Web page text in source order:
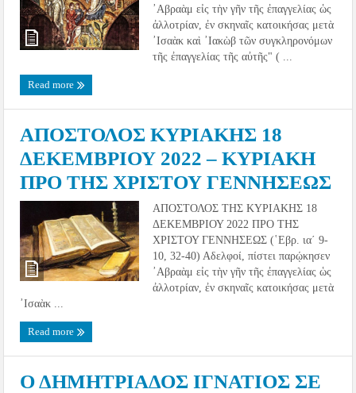
᾿Αβραὰμ εἰς τὴν γῆν τῆς ἐπαγγελίας ὡς
ἀλλοτρίαν, ἐν σκηναῖς κατοικήσας μετὰ
᾿Ισαὰκ καὶ ᾿Ιακὼβ τῶν συγκληρονόμων
τῆς ἐπαγγελίας τῆς αὐτῆς" ( ...
Read more
ΑΠΟΣΤΟΛΟΣ ΚΥΡΙΑΚΗΣ 18
ΔΕΚΕΜΒΡΙΟΥ 2022 – ΚΥΡΙΑΚΗ
ΠΡΟ ΤΗΣ ΧΡΙΣΤΟΥ ΓΕΝΝΗΣΕΩΣ
ΑΠΟΣΤΟΛΟΣ ΤΗΣ ΚΥΡΙΑΚΗΣ 18
ΔΕΚΕΜΒΡΙΟΥ 2022 ΠΡΟ ΤΗΣ
ΧΡΙΣΤΟΥ ΓΕΝΝΗΣΕΩΣ (῾Εβρ. ια´ 9-
10, 32-40) Αδελφοί, πίστει παρῴκησεν
᾿Αβραὰμ εἰς τὴν γῆν τῆς ἐπαγγελίας ὡς
ἀλλοτρίαν, ἐν σκηναῖς κατοικήσας μετὰ
᾿Ισαὰκ ...
Read more
Ο ΔΗΜΗΤΡΙΑΔΟΣ ΙΓΝΑΤΙΟΣ ΣΕ